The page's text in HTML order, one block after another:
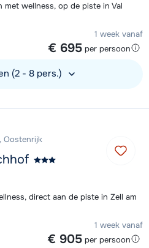
met wellness, op de piste in Val
1 week vanaf
€ 695 per persoon
(2 - 8 pers.)
Oostenrijk
direct aan de piste in Zell am
1 week vanaf
€ 905 per persoon